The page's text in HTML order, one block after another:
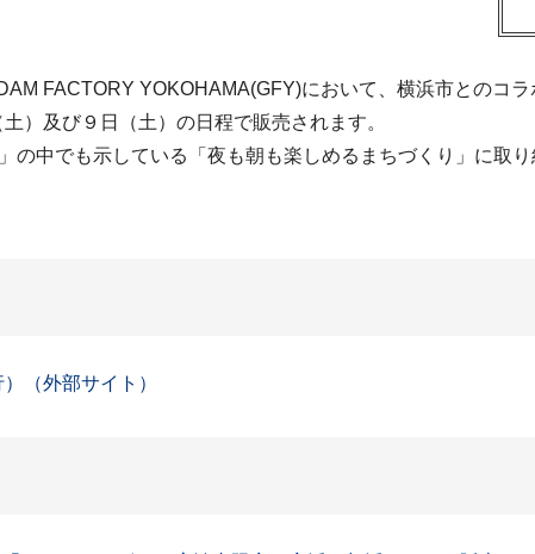
FACTORY YOKOHAMA(GFY)において、横浜市とのコ
）及び９日（土）の日程で販売されます。
の中でも示している「夜も朝も楽しめるまちづくり」に取
（外部サイト）